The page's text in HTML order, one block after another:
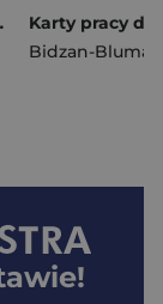
i empirycznym